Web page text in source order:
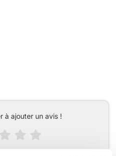
à ajouter un avis !